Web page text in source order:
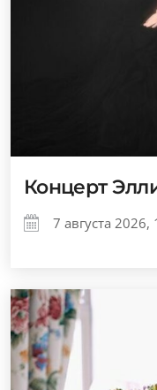
Концерт
7 августа 2026,